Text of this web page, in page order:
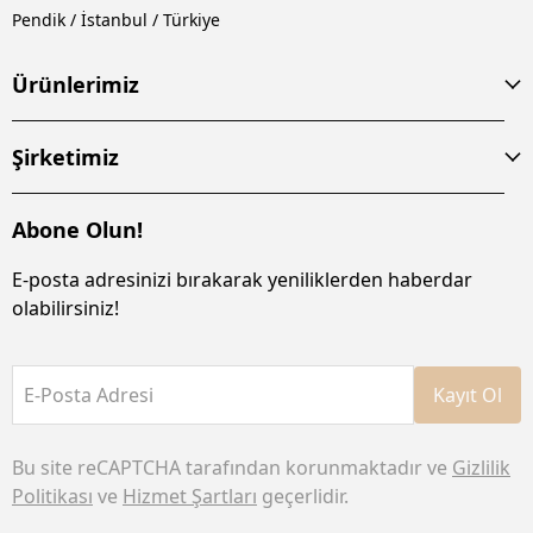
Pendik / İstanbul / Türkiye
Ürünlerimiz
Şirketimiz
Abone Olun!
E-posta adresinizi bırakarak yeniliklerden haberdar
olabilirsiniz!
E-Posta Adresi Kayıt Ol
Bu site reCAPTCHA tarafından korunmaktadır ve Gizlilik
Politikası ve Hizmet Şartları geçerlidir.